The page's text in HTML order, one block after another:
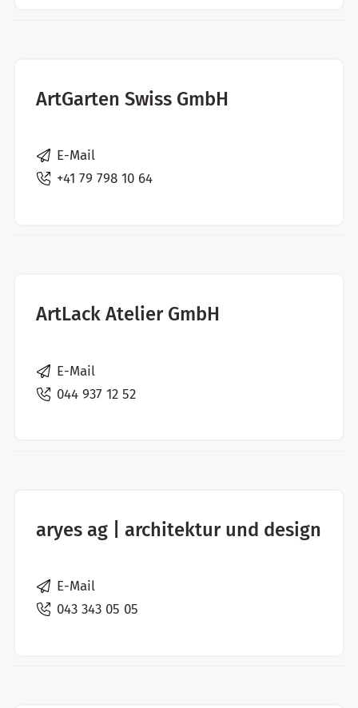
ArtGarten Swiss GmbH
E-Mail
+41 79 798 10 64
ArtLack Atelier GmbH
E-Mail
044 937 12 52
aryes ag | architektur und design
E-Mail
043 343 05 05